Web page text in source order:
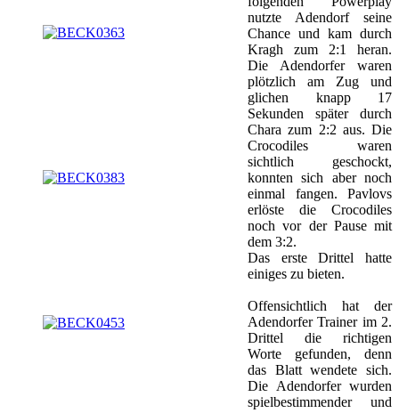
nutzte Adendorf seine
Chance und kam durch
Kragh zum 2:1 heran.
Die Adendorfer waren
plötzlich am Zug und
glichen knapp 17
Sekunden später durch
Chara zum 2:2 aus. Die
Crocodiles waren
sichtlich geschockt,
konnten sich aber noch
einmal fangen. Pavlovs
erlöste die Crocodiles
noch vor der Pause mit
dem 3:2.
Das erste Drittel hatte
einiges zu bieten.
Offensichtlich hat der
Adendorfer Trainer im 2.
Drittel die richtigen
Worte gefunden, denn
das Blatt wendete sich.
Die Adendorfer wurden
spielbestimmender und